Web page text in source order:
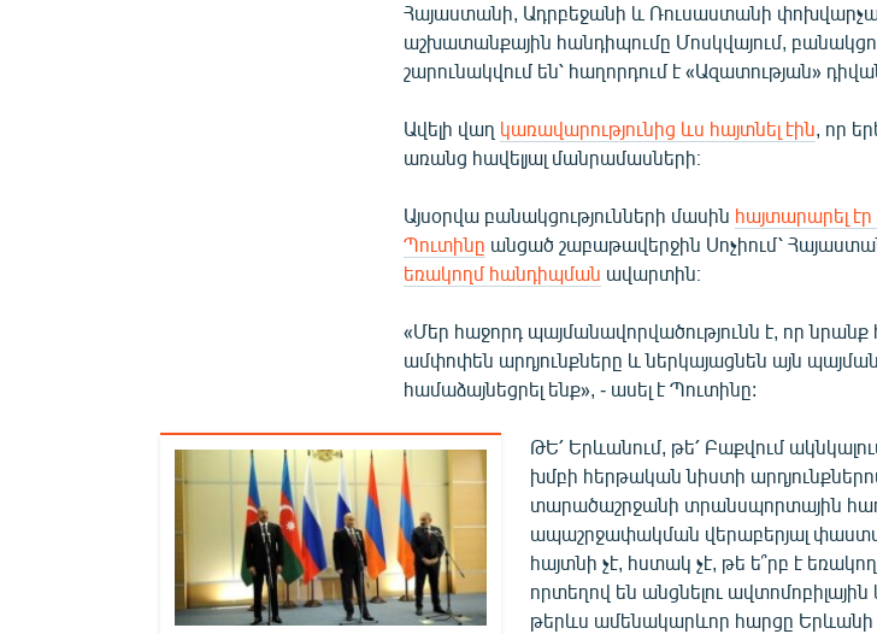
Հայաստանի, Ադրբեջանի և Ռուսաստանի
աշխատանքային հանդիպումը Մոսկվայում,
շարունակվում են՝ հաղորդում է «Ազատության»
Ավելի վաղ կառավարությունից ևս հայտնել էին, որ
առանց հավելյալ մանրամասների։
Այսօրվա բանակցությունների մասին հայտարարել
Պուտինը անցած շաբաթավերջին Սոչիում՝
եռակողմ հանդիպման ավարտին։
«Մեր հաջորդ պայմանավորվածությունն է, որ
ամփոփեն արդյունքները և ներկայացնեն այն
համաձայնեցրել ենք», - ասել է Պուտինը:
ԹԵ՛ Երևանում, թե՛ Բաքվում
խմբի հերթական նիստի
տարածաշրջանի տրանսպորտային
ապաշրջափակման վերաբերյալ
հայտնի չէ, հստակ չէ, թե ե՞րբ է
որտեղով են անցնելու
թերևս ամենակարևոր հարցը Երևանի